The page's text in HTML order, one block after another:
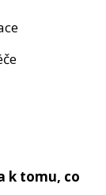
k tomu, co